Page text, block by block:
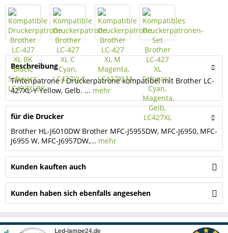
Beschreibung
Tintenpatrone / Druckerpatrone kompatibel mit Brother LC-
427XL-Y Yellow, Gelb. ... mehr
für die Drucker
Brother HL-J6010DW Brother MFC-J5955DW, MFC-J6950, MFC-
J6955 W, MFC-J6957DW,... mehr
Kunden kauften auch
Kunden haben sich ebenfalls angesehen